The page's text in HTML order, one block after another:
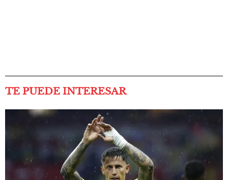
TE PUEDE INTERESAR